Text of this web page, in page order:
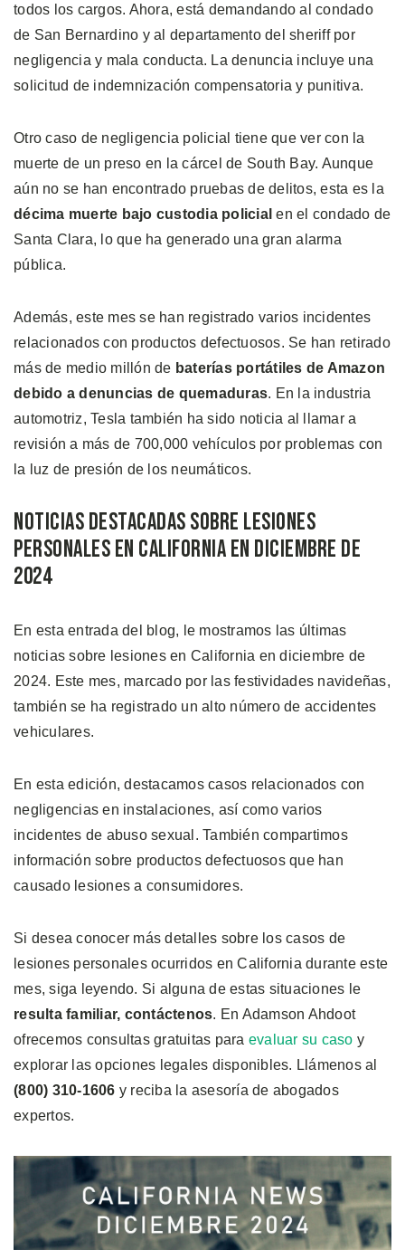
todos los cargos. Ahora, está demandando al condado
de San Bernardino y al departamento del sheriff por
negligencia y mala conducta. La denuncia incluye una
solicitud de indemnización compensatoria y punitiva.
Otro caso de negligencia policial tiene que ver con la
muerte de un preso en la cárcel de South Bay. Aunque
aún no se han encontrado pruebas de delitos, esta es la
décima muerte bajo custodia policial en el condado de
Santa Clara, lo que ha generado una gran alarma
pública.
Además, este mes se han registrado varios incidentes
relacionados con productos defectuosos. Se han retirado
más de medio millón de baterías portátiles de Amazon
debido a denuncias de quemaduras. En la industria
automotriz, Tesla también ha sido noticia al llamar a
revisión a más de 700,000 vehículos por problemas con
la luz de presión de los neumáticos.
Noticias Destacadas Sobre Lesiones
Personales en California en Diciembre de
2024
En esta entrada del blog, le mostramos las últimas
noticias sobre lesiones en California en diciembre de
2024. Este mes, marcado por las festividades navideñas,
también se ha registrado un alto número de accidentes
vehiculares.
En esta edición, destacamos casos relacionados con
negligencias en instalaciones, así como varios
incidentes de abuso sexual. También compartimos
información sobre productos defectuosos que han
causado lesiones a consumidores.
Si desea conocer más detalles sobre los casos de
lesiones personales ocurridos en California durante este
mes, siga leyendo. Si alguna de estas situaciones le
resulta familiar, contáctenos. En Adamson Ahdoot
ofrecemos consultas gratuitas para evaluar su caso y
explorar las opciones legales disponibles. Llámenos al
(800) 310-1606 y reciba la asesoría de abogados
expertos.